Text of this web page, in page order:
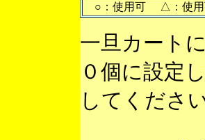
○：使用可 △：使用
一旦カート
０個に設定
してください